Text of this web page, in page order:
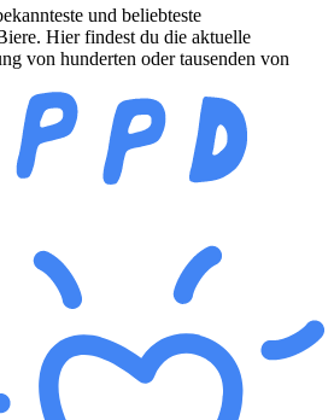
und beliebteste
Hier findest du die aktuelle
von hunderten oder tausenden von